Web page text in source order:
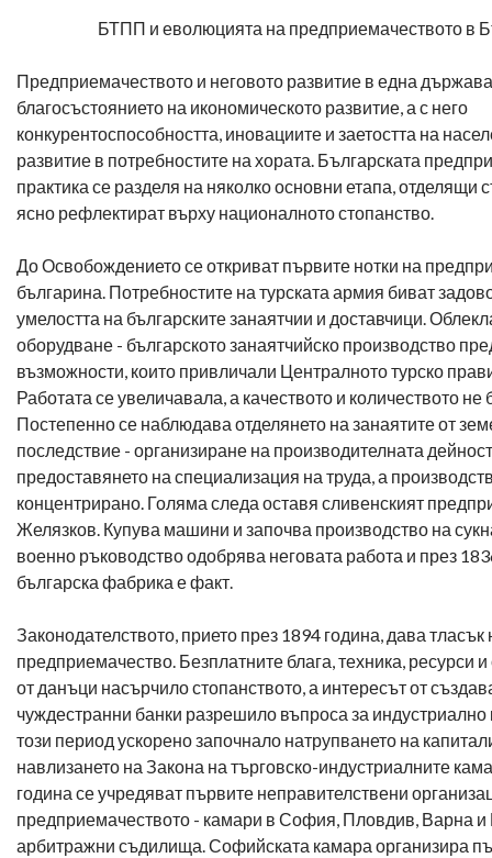
БТПП и еволюцията на предприемачеството в
Предприемачеството и неговото развитие в една
благосъстоянието на икономическото развитие, а с него
конкурентоспособността, иновациите и заетостта на
развитие в потребностите на хората. Българската
практика се разделя на няколко основни етапа, отделящи
ясно рефлектират върху националното стопанство.
До Освобождението се откриват първите нотки на
българина. Потребностите на турската армия биват
умелостта на българските занаятчии и доставчици.
оборудване - българското занаятчийско производство
възможности, които привличали Централното турско
Работата се увеличавала, а качеството и количеството не
Постепенно се наблюдава отделянето на занаятите от
последствие - организиране на производителната
предоставянето на специализация на труда, а
концентрирано. Голяма следа оставя сливенският
Желязков. Купува машини и започва производство на
военно ръководство одобрява неговата работа и през
българска фабрика е факт.
Законодателството, прието през 1894 година, дава тласък
предприемачество. Безплатните блага, техника, ресурси
от данъци насърчило стопанството, а интересът от
чуждестранни банки разрешило въпроса за индустриално
този период ускорено започнало натрупването на
навлизането на Закона на търговско-индустриалните
година се учредяват първите неправителствени
предприемачеството - камари в София, Пловдив, Варна и
арбитражни съдилища. Софийската камара организира